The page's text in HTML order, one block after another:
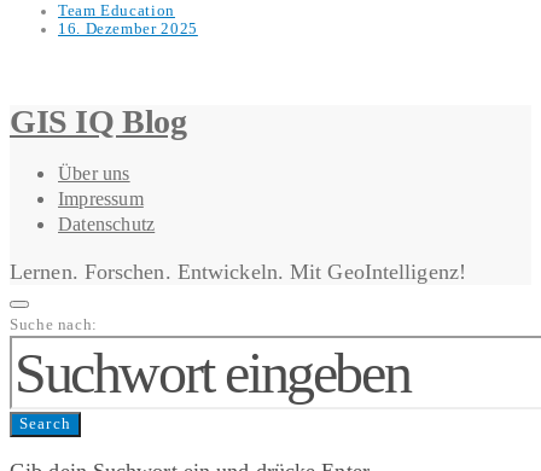
Team Education
16. Dezember 2025
GIS IQ Blog
Über uns
Impressum
Datenschutz
Lernen. Forschen. Entwickeln. Mit GeoIntelligenz!
Suche nach:
Search